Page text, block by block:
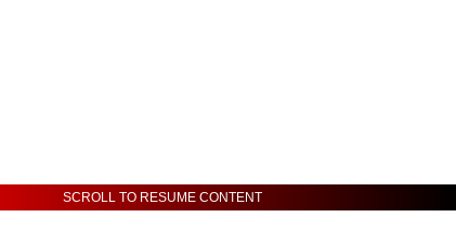
SCROLL TO RESUME CONTENT